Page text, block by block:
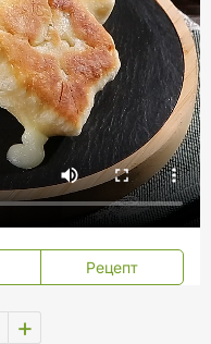
Рецепт
+